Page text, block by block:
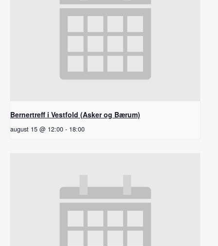
Bernertreff i Vestfold (Asker og Bærum)
august 15 @ 12:00 - 18:00